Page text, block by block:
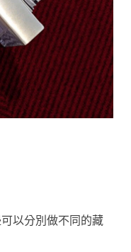
以分別做不同的藏